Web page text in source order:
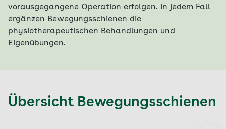
vorausgegangene Operation erfolgen. In jedem Fall
ergänzen Bewegungsschienen die
physiotherapeutischen Behandlungen und
Eigenübungen.
Übersicht Bewegungsschienen